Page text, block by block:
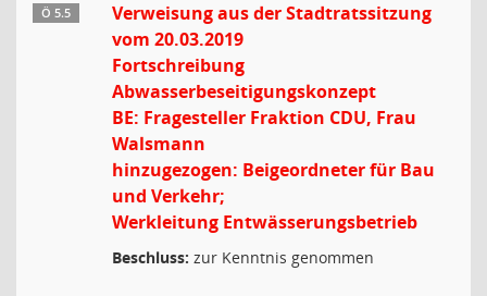
Ö 5.5
Verweisung aus der Stadtratssitzung
vom 20.03.2019
Fortschreibung
Abwasserbeseitigungskonzept
BE: Fragesteller Fraktion CDU, Frau
Walsmann
hinzugezogen: Beigeordneter für Bau
und Verkehr;
Werkleitung Entwässerungsbetrieb
Beschluss: zur Kenntnis genommen